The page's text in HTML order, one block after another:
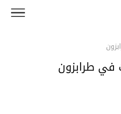
في طرابزون